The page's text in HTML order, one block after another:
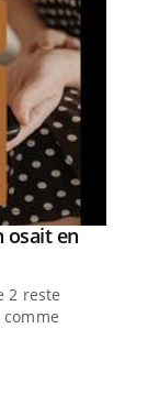
osait en
2 reste